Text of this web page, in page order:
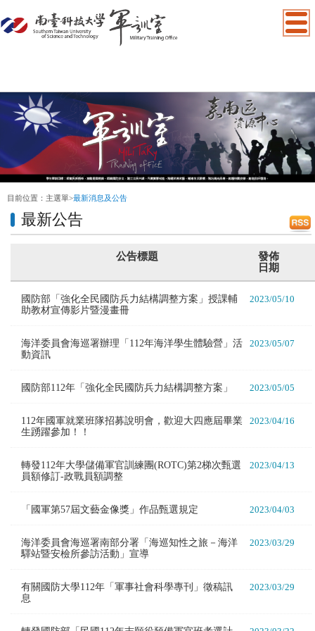
目前位置： 主選單>最新消息及公告
最新公告
公告標題
發佈
日期
國防部「強化全民國防兵力結構調整方案」授課輔
助教材宣傳影片暨漫畫冊
2023/05/10
海洋委員會海巡署辦理「112年海洋學生體驗營」活
動資訊
2023/05/07
國防部112年「強化全民國防兵力結構調整方案」 2023/05/05
112年國軍就業班隊招募說明會，歡迎大四應屆畢業
生踴躍參加！！
2023/04/16
轉發112年大學儲備軍官訓練團(ROTC)第2梯次甄選
員額修訂-政戰員額調整
2023/04/13
「國軍第57屆文藝金像獎」作品甄選規定 2023/04/03
海洋委員會海巡署南部分署「海巡知性之旅－海洋
驛站暨安檢所參訪活動」宣導
2023/03/29
有關國防大學112年「軍事社會科學專刊」徵稿訊
息
2023/03/29